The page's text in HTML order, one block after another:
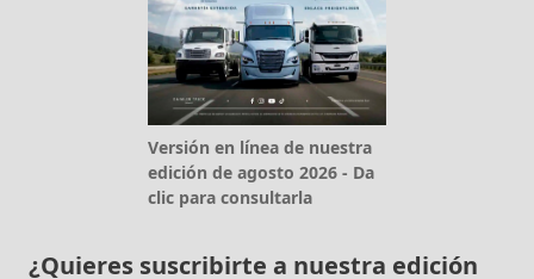
Versión en línea de nuestra
edición de agosto 2026 - Da
clic para consultarla
¿Quieres suscribirte a nuestra edición